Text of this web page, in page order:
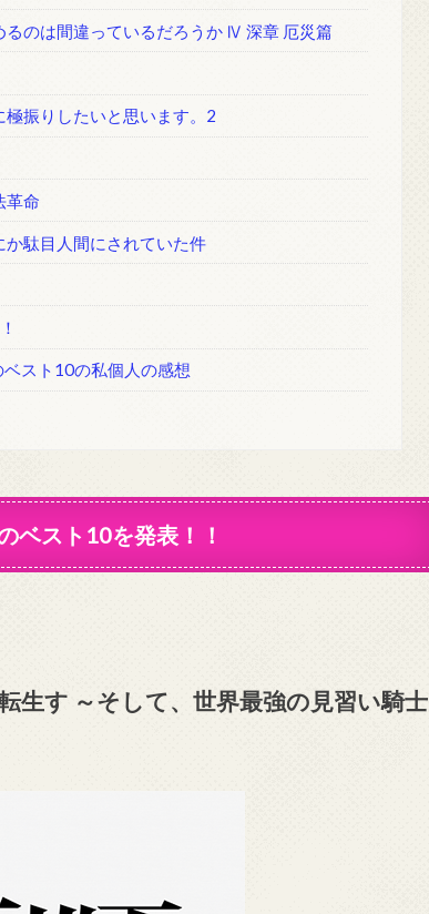
のは間違っているだろうか Ⅳ 深章 厄災篇
振りしたいと思います。2
革命
駄目人間にされていた件
スト10の私個人の感想
ベスト10を発表！！
生す ～そして、世界最強の見習い騎士